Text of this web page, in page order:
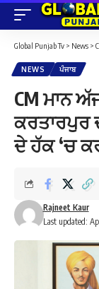
Global Punjab Tv > News >
NEWS ਪੰਜਾਬ
CM ਮਾਨ
ਕਰਤਾਰਪੁਰ
ਦੇ ਹੱਕ ‘ਚ
Last updated:
Rajneet Kaur